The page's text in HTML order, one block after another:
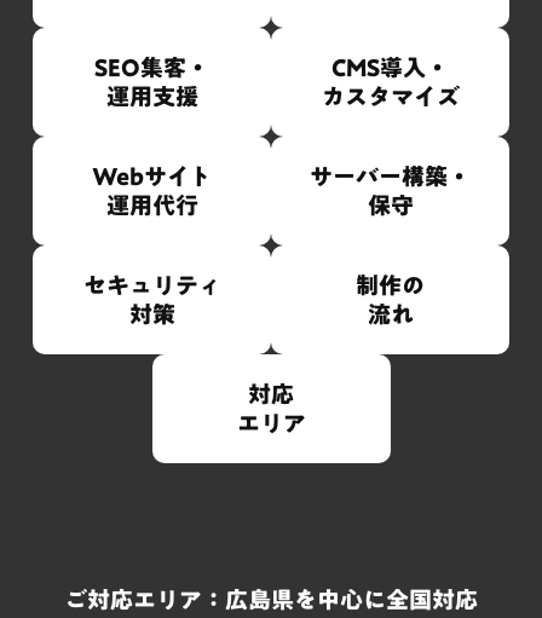
SEO集客・
運用支援
CMS導入・
カスタマイズ
Webサイト
運用代行
サーバー構築・
保守
セキュリティ
対策
制作の
流れ
対応
エリア
ご対応エリア：広島県を中心に全国対応